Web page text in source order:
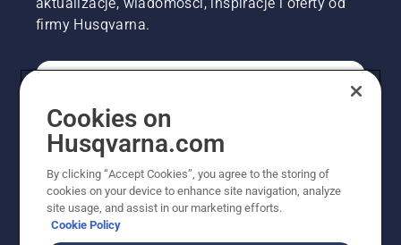
firmy Husqvarna.
PROFESJONALISTA
Cookies on
Husqvarna.com
By clicking “Accept Cookies”, you agree to the storing of
cookies on your device to enhance site navigation, analyze
site usage, and assist in our marketing efforts.
Cookie Policy